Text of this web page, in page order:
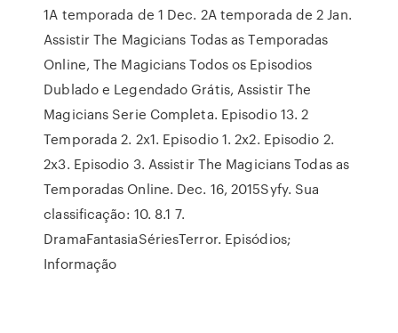
1A temporada de 1 Dec. 2A temporada de 2 Jan.
Assistir The Magicians Todas as Temporadas
Online, The Magicians Todos os Episodios
Dublado e Legendado Grátis, Assistir The
Magicians Serie Completa. Episodio 13. 2
Temporada 2. 2x1. Episodio 1. 2x2. Episodio 2.
2x3. Episodio 3. Assistir The Magicians Todas as
Temporadas Online. Dec. 16, 2015Syfy. Sua
classificação: 10. 8.1 7.
DramaFantasiaSériesTerror. Episódios;
Informação